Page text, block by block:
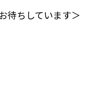
待ちしています＞